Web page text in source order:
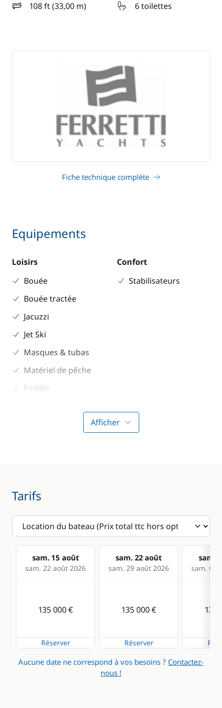
108 ft (33,00 m)
longueur 6 toilettes
Fiche technique complète
Equipements
Loisirs
Bouée
Bouée tractée
Jacuzzi
Jet Ski
Masques & tubas
Matériel de pêche
Paddle
Confort
Stabilisateurs
Afficher
Tarifs
sam. 15 août
sam. 22 août 2026
sam. 22 août
sam. 29 août 2026
sam.
sam. 05
135 000 €
Réserver
135 000 €
Réserver
135
Aucune date ne correspond à vos besoins ? Contactez-
nous !